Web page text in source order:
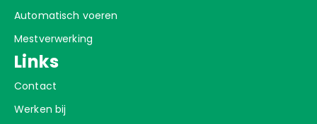
Automatisch voeren
Mestverwerking
Links
Contact
Werken bij